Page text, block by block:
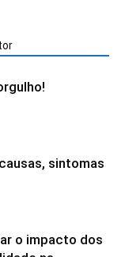
sintomas
o impacto dos